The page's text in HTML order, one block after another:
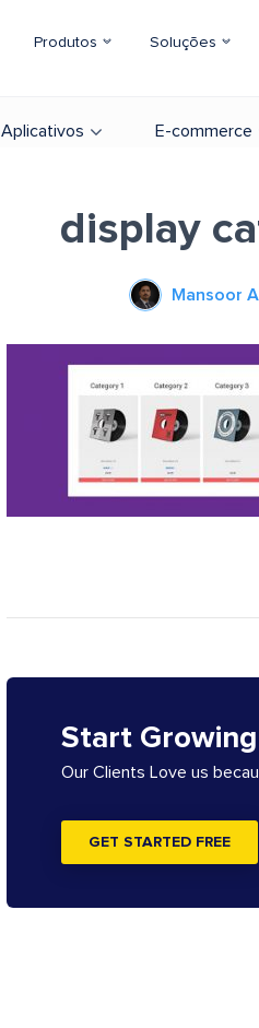
Produtos Soluções
Aplicativos E-commerce
display
Mansoor
Start
Our Clients Love us
GET STARTED FREE